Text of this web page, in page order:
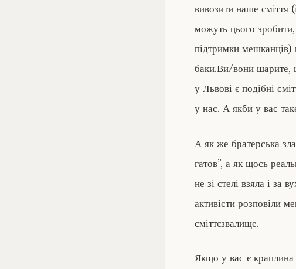
вивозити наше сміття
можуть цього
підтримки мешканців)
баки.Ви/вони шарите,
у Львові є подібні
у нас. А якби у вас
А як же братерська
гатов”, а як щось
не зі стелі взяла і за
активісти розповіли
сміттєзвалище.
Якщо у вас є краплина